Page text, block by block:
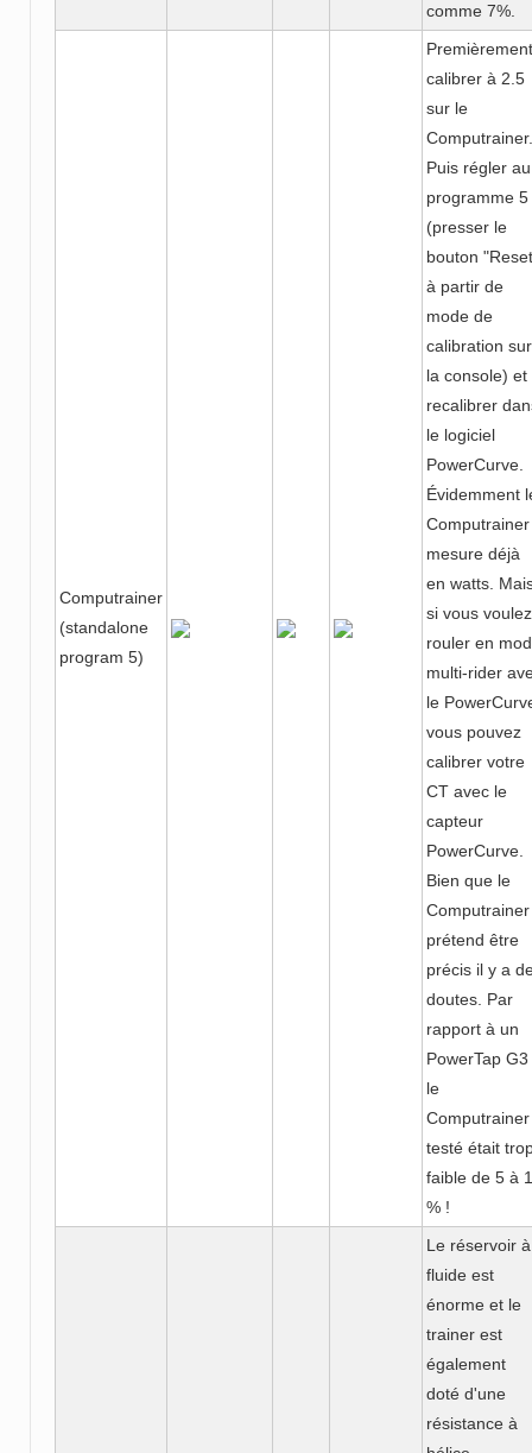
comme 7%.
Computrainer
(standalone
program 5)
Premièrement
calibrer à 2.5
sur le
Computrainer.
Puis régler au
programme 5
(presser le
bouton
à partir de
mode de
calibration sur
la console) et
recalibrer
le logiciel
PowerCurve.
Évidemment
Computrainer
mesure déjà
en watts.
si vous voulez
rouler en
multi-rider
le
vous pouvez
calibrer votre
CT avec le
capteur
PowerCurve.
Bien que le
Computrainer
prétend être
précis il y a
doutes. Par
rapport à un
PowerTap G3
le
Computrainer
testé était
faible de 5 à
% !
Le réservoir à
fluide est
énorme et le
trainer est
également
doté d'une
résistance à